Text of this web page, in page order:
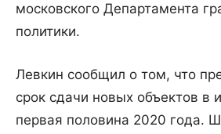
московского Департамента
политики.
Левкин сообщил о том, что
срок сдачи новых объектов в
первая половина 2020 года.